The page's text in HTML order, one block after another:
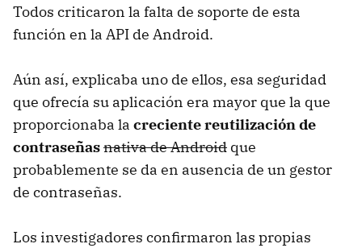
Todos criticaron la falta de soporte de esta
función en la API de Android.
Aún así, explicaba uno de ellos, esa seguridad
que ofrecía su aplicación era mayor que la que
proporcionaba la creciente reutilización de
contraseñasnativa de Android que
probablemente se da en ausencia de un gestor
de contraseñas.
Los investigadores confirmaron las propias